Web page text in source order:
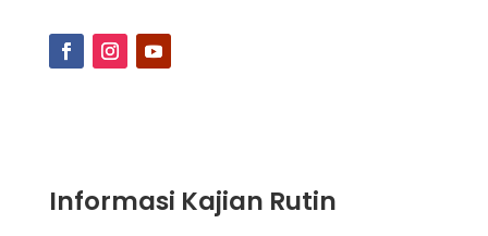
Informasi Kajian Rutin